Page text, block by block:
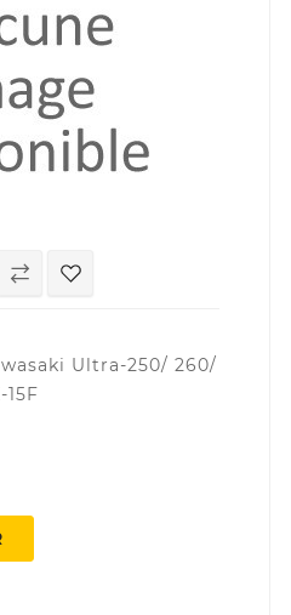
Ultra-250/ 260/
15F